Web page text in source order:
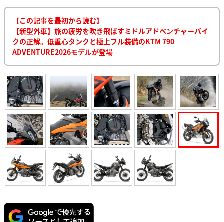
【この記事を最初から読む】
【新型外車】旅の疲労を吹き飛ばすミドルアドベンチャーバイ
クの正解。低重心タンクと極上フル装備のKTM 790
ADVENTURE2026モデルが登場